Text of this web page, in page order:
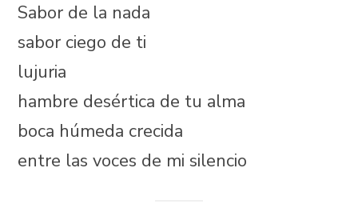
Sabor de la nada
sabor ciego de ti
lujuria
hambre desértica de tu alma
boca húmeda crecida
entre las voces de mi silencio